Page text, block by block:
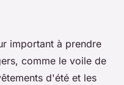
important à prendre
comme le voile de
d'été et les